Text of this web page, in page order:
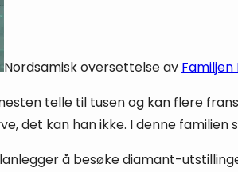
Nordsamisk oversettelse av
telle til tusen og kan flere
det kan han ikke. I denne
å besøke diamant-